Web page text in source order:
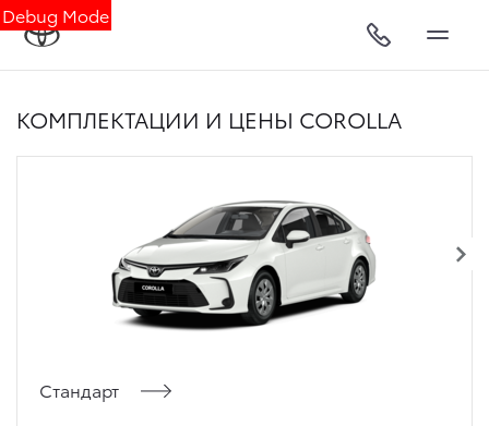
Debug Mode
КОМПЛЕКТАЦИИ И ЦЕНЫ COROLLA
Стандарт